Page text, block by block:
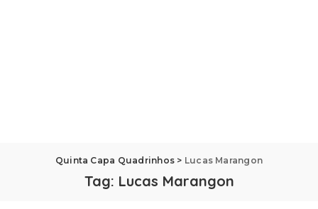
Quinta Capa Quadrinhos > Lucas Marangon
Tag: Lucas Marangon